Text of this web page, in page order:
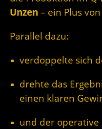
Unzen – ein Plus
Parallel dazu:
verdoppelte sich
drehte das
einen klaren
und der operative